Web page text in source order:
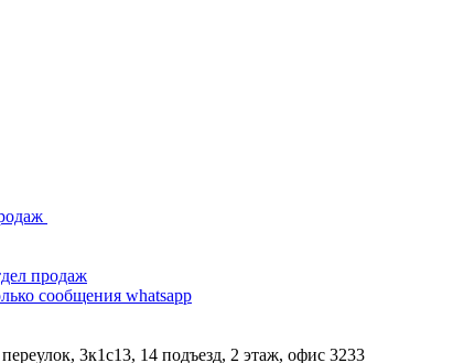
продаж
сообщения whatsapp
3к1с13, 14 подъезд, 2 этаж, офис 3233